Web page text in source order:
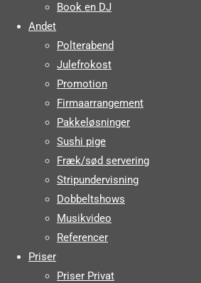
Book en DJ
Andet
Polterabend
Julefrokost
Promotion
Firmaarrangement
Pakkeløsninger
Sushi pige
Fræk/sød servering
Stripundervisning
Dobbeltshows
Musikvideo
Referencer
Priser
Priser Privat